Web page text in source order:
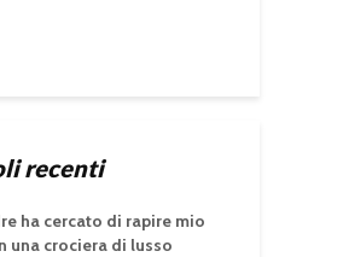
recenti
ha cercato di rapire mio
una crociera di lusso